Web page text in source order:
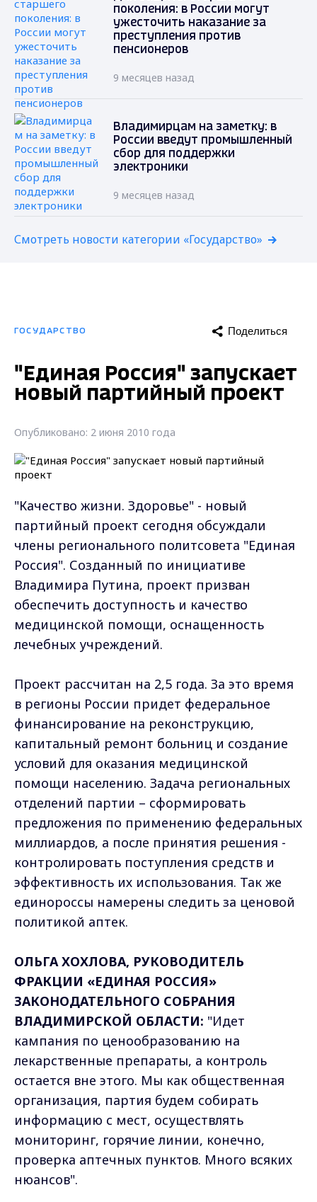
поколения: в России могут
ужесточить наказание за
преступления против
пенсионеров
9 месяцев назад
Владимирцам на заметку: в
России введут промышленный
сбор для поддержки
электроники
9 месяцев назад
Смотреть новости категории «Государство»
ГОСУДАРСТВО Поделиться
"Единая Россия" запускает
новый партийный проект
Опубликовано: 2 июня 2010 года
"Качество жизни. Здоровье" - новый
партийный проект сегодня обсуждали
члены регионального политсовета "Единая
Россия". Созданный по инициативе
Владимира Путина, проект призван
обеспечить доступность и качество
медицинской помощи, оснащенность
лечебных учреждений.
Проект рассчитан на 2,5 года. За это время
в регионы России придет федеральное
финансирование на реконструкцию,
капитальный ремонт больниц и создание
условий для оказания медицинской
помощи населению. Задача региональных
отделений партии – сформировать
предложения по применению федеральных
миллиардов, а после принятия решения -
контролировать поступления средств и
эффективность их использования. Так же
единороссы намерены следить за ценовой
политикой аптек.
ОЛЬГА ХОХЛОВА, РУКОВОДИТЕЛЬ
ФРАКЦИИ «ЕДИНАЯ РОССИЯ»
ЗАКОНОДАТЕЛЬНОГО СОБРАНИЯ
ВЛАДИМИРСКОЙ ОБЛАСТИ: "Идет
кампания по ценообразованию на
лекарственные препараты, а контроль
остается вне этого. Мы как общественная
организация, партия будем собирать
информацию с мест, осуществлять
мониторинг, горячие линии, конечно,
проверка аптечных пунктов. Много всяких
нюансов".